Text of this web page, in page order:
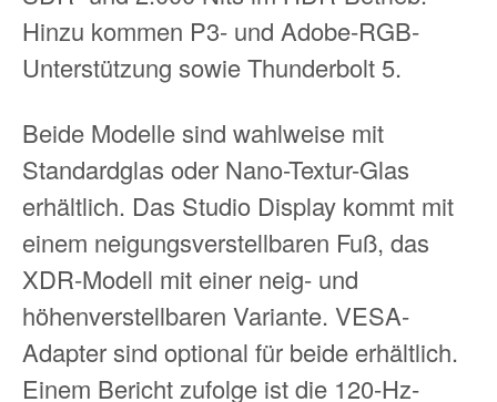
Hinzu kommen P3- und Adobe-RGB-
Unterstützung sowie Thunderbolt 5.
Beide Modelle sind wahlweise mit
Standardglas oder Nano-Textur-Glas
erhältlich. Das Studio Display kommt mit
einem neigungsverstellbaren Fuß, das
XDR-Modell mit einer neig- und
höhenverstellbaren Variante. VESA-
Adapter sind optional für beide erhältlich.
Einem Bericht zufolge ist die 120-Hz-